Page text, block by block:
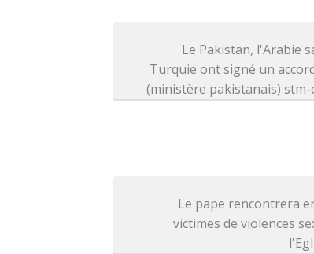
Le Pakistan, l'Arabie
Turquie ont signé un
(ministère pakistanais)
Le pape rencontrera
victimes de violences